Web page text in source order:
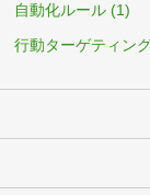
自動化ルール (1)
行動ターゲティン